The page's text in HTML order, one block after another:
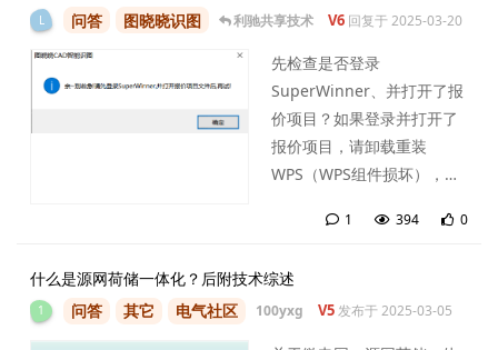
L 问答 图晓晓识图 利驰共享技术 V6 回复于2025-03-20
先检查是否登录
SuperWinner、并打开了报
价项目？如果登录并打开了
报价项目，请卸载重装
WPS（WPS组件损坏），
https://www.wps.cn/
1 394 0
什么是源网荷储一体化？后附技术综述
1 问答 其它 电气社区 100yxg V5发布于2025-03-05